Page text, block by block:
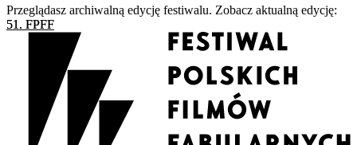
Przeglądasz archiwalną edycję festiwalu. Zobacz aktualną edycję:
51. FPFF